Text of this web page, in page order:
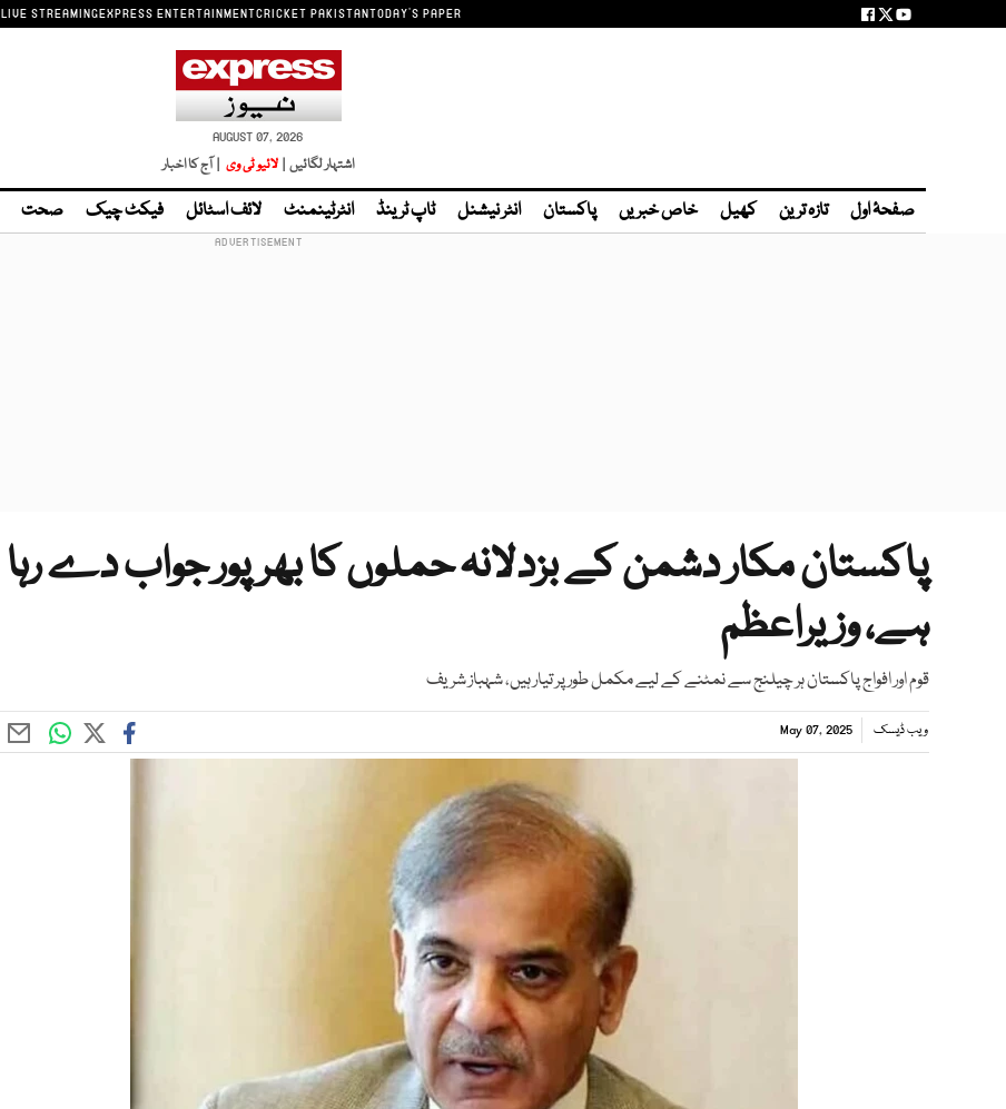
LIVE STREAMINGEXPRESS ENTERTAINMENTCRICKET PAKISTANTODAY'S PAPER
AUGUST 07, 2026
اشتہار لگائیں | لائیو ٹی وی | آج کا اخبار
صفحۂ اول تازہ ترین کھیل خاص خبریں پاکستان انٹر نیشنل ٹاپ ٹرینڈ انٹرٹینمنٹ لائف اسٹائل فیکٹ چیک صحت
پاکستان مکار دشمن کے بزدلانہ حملوں کا بھرپور جواب دے رہا
ہے، وزیراعظم
قوم اور افواج پاکستان ہر چیلنج سے نمٹنے کے لیے مکمل طور پر تیار ہیں، شہباز شریف
ویب ڈیسک May 07, 2025